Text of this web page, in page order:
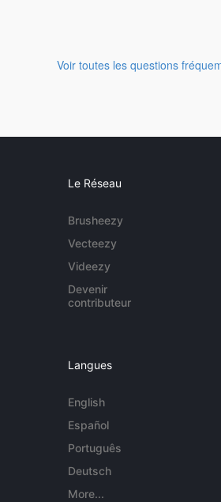
Voir toutes les questions
Le Réseau
Brusheezy
Vecteezy
Videezy
Devenir
contributeur
Langues
English
Español
Português
Deutsch
More...